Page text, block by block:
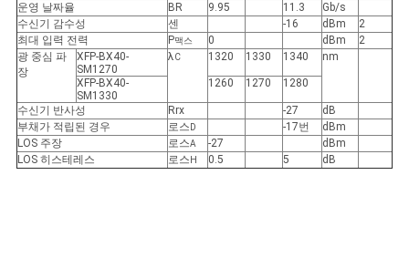
보
보
정
책
운영 날짜율
BR 9.95 11.3
Gb/s
수신기 감수성
센 -16 dBm
2
최대 입력 전력
P맥스 0 dBm
2
광 중심 파
장
XFP-BX40-
SM1270
λC 1320 1330 1340 nm
XFP-BX40-
SM1330
1260 1270 1280
수신기 반사성 Rrx -27
dB
부채가 적립된 경우
로스 D -17번
dBm
LOS 주장
로스A -27
dBm
LOS 히스테레스
로스 H 0.5 5 dB